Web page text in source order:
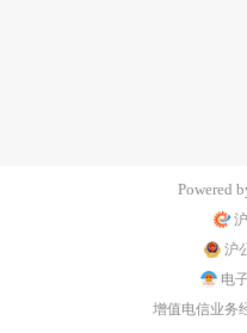
Powered
沪
电
增值电信业务